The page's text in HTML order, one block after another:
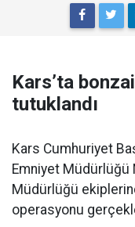
Kars’ta
tutuklandı
Kars Cumhuriyet
Emniyet
Müdürlüğü
operasyonu